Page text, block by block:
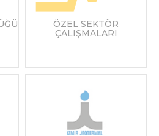
ÖZEL SEKTÖR
ÇALIŞMALARI